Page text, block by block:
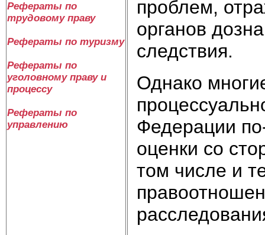
Рефераты по
трудовому праву
Рефераты по туризму
Рефераты по
уголовному праву и
процессу
Рефераты по
управлению
проблем,
органов
следствия.
Однако
Федерации
оценки со
том числе и